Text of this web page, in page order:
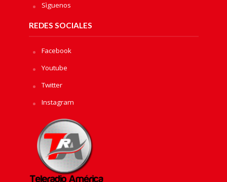
Sìguenos
REDES SOCIALES
Facebook
Youtube
Twitter
Instagram